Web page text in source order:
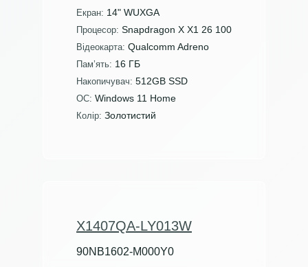
Екран: 14" WUXGA
Процесор: Snapdragon X X1 26 100
Відеокарта: Qualcomm Adreno
Пам’ять: 16 ГБ
Накопичувач: 512GB SSD
ОС: Windows 11 Home
Колір: Золотистий
X1407QA-LY013W
90NB1602-M000Y0